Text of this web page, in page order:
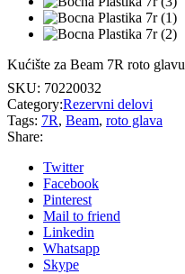
Kućište za Beam 7R roto glavu
SKU: 70220032
Category:Rezervni delovi
Tags: 7R, Beam, roto glava
Share:
Twitter
Facebook
Pinterest
Mail to friend
Linkedin
Whatsapp
Skype